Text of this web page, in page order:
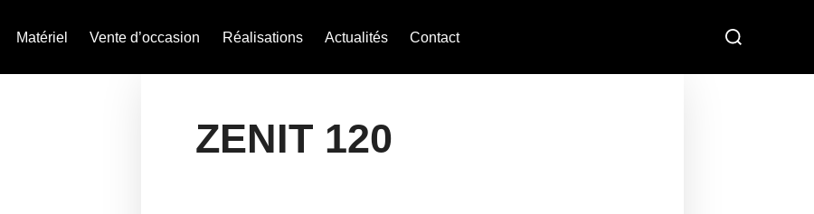
Matériel Vente d’occasion Réalisations Actualités Contact
ZENIT 120